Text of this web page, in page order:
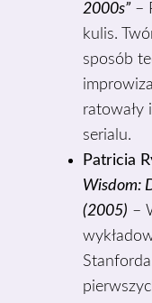
2000s”–
kulis.
sposób
ratowały
serialu.
Patricia
Wisdom:
(2005) –